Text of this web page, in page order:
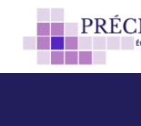
contenu